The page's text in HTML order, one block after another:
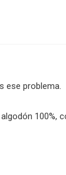
ese problema.
100%,